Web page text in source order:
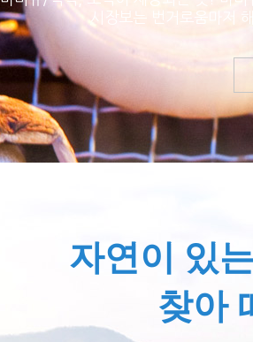
시장보는 번거로움마저
자연이 있
찾아